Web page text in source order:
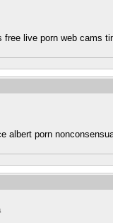
live porn web cams
albert porn